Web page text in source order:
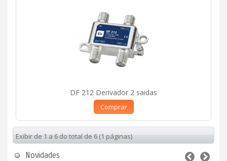
DF 212 Derivador 2 saidas
Comprar
Exibir de 1 a 6 do total de 6 (1 páginas)
Novidades